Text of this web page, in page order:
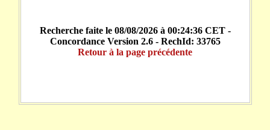
Recherche faite le 08/08/2026 à 00:24:36 CET -
Concordance Version 2.6 - RechId: 33765
Retour à la page précédente